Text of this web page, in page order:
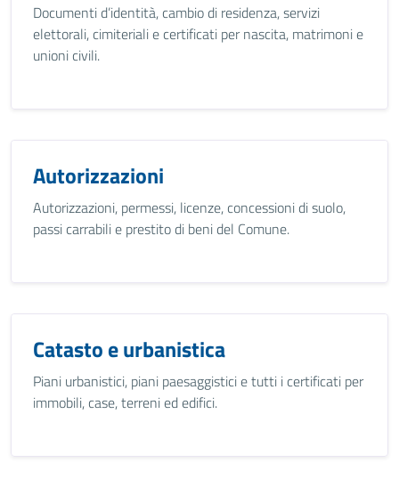
Documenti d’identità, cambio di residenza, servizi
elettorali, cimiteriali e certificati per nascita, matrimoni e
unioni civili.
Autorizzazioni
Autorizzazioni, permessi, licenze, concessioni di suolo,
passi carrabili e prestito di beni del Comune.
Catasto e urbanistica
Piani urbanistici, piani paesaggistici e tutti i certificati per
immobili, case, terreni ed edifici.